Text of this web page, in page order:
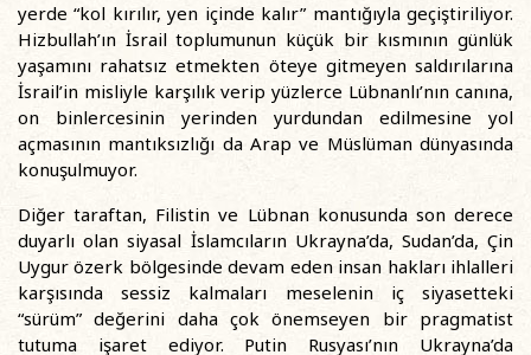
yerde “kol kırılır, yen içinde kalır” mantığıyla geçiştiriliyor.
Hizbullah’ın İsrail toplumunun küçük bir kısmının günlük
yaşamını rahatsız etmekten öteye gitmeyen saldırılarına
İsrail’in misliyle karşılık verip yüzlerce Lübnanlı’nın canına,
on binlercesinin yerinden yurdundan edilmesine yol
açmasının mantıksızlığı da Arap ve Müslüman dünyasında
konuşulmuyor.
Diğer taraftan, Filistin ve Lübnan konusunda son derece
duyarlı olan siyasal İslamcıların Ukrayna’da, Sudan’da, Çin
Uygur özerk bölgesinde devam eden insan hakları ihlalleri
karşısında sessiz kalmaları meselenin iç siyasetteki
“sürüm” değerini daha çok önemseyen bir pragmatist
tutuma işaret ediyor. Putin Rusyası’nın Ukrayna’da